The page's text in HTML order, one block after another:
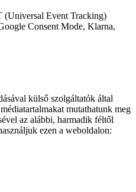
(Universal Event Tracking)
Consent Mode, Klarna,
külső szolgáltatók által
mutathatunk meg
az alábbi, harmadik féltől
ezen a weboldalon: